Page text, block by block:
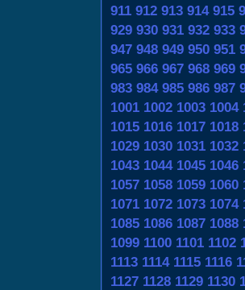
911 912 913 914 915
929 930 931 932 933
947 948 949 950 951
965 966 967 968 969
983 984 985 986 987
1001 1002 1003 1004
1015 1016 1017 1018
1029 1030 1031 1032
1043 1044 1045 1046
1057 1058 1059 1060
1071 1072 1073 1074
1085 1086 1087 1088
1099 1100 1101 1102
1113 1114 1115 1116
1127 1128 1129 1130